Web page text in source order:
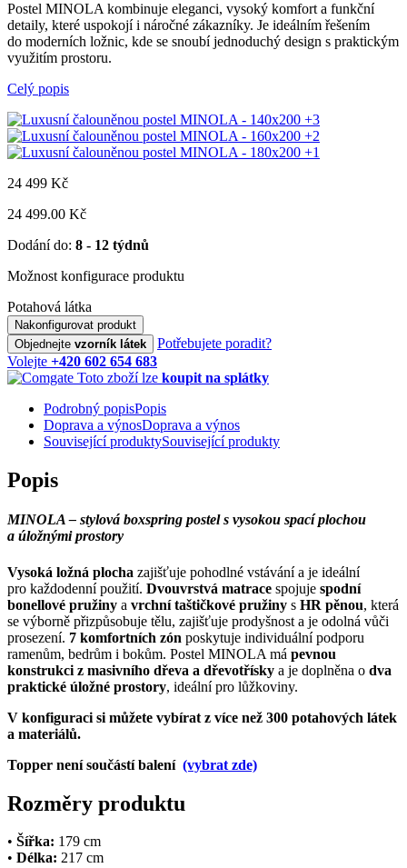
Postel MINOLA kombinuje eleganci, vysoký komfort a funkční
detaily, které uspokojí i náročné zákazníky. Je ideálním řešením
do moderních ložnic, kde se snoubí jednoduchý design s praktickým
využitím prostoru.
Celý popis
+3
+2
+1
24 499 Kč
24 499.00 Kč
Dodání do: 8 - 12 týdnů
Možnost konfigurace produktu
Potahová látka
Nakonfigurovat produkt
Objednejte vzorník látek
Potřebujete poradit?
Volejte +420 602 654 683
Toto zboží lze koupit na splátky
Podrobný popisPopis
Doprava a výnosDoprava a výnos
Související produktySouvisející produkty
Popis
MINOLA – stylová boxspring postel s vysokou spací plochou
a úložnými prostory
Vysoká ložná plocha zajišťuje pohodlné vstávání a je ideální
pro každodenní použití. Dvouvrstvá matrace spojuje spodní
bonellové pružiny a vrchní taštičkové pružiny s HR pěnou, která
se výborně přizpůsobuje tělu, zajišťuje prodyšnost a je odolná vůči
prosezení. 7 komfortních zón poskytuje individuální podporu
ramenům, bedrům i bokům. Postel MINOLA má pevnou
konstrukci z masivního dřeva a dřevotřísky a je doplněna o dva
praktické úložné prostory, ideální pro lůžkoviny.
V konfiguraci si můžete vybírat z více než 300 potahových látek
a materiálů.
Topper není součástí balení (vybrat zde)
Rozměry produktu
• Šířka: 179 cm
• Délka: 217 cm